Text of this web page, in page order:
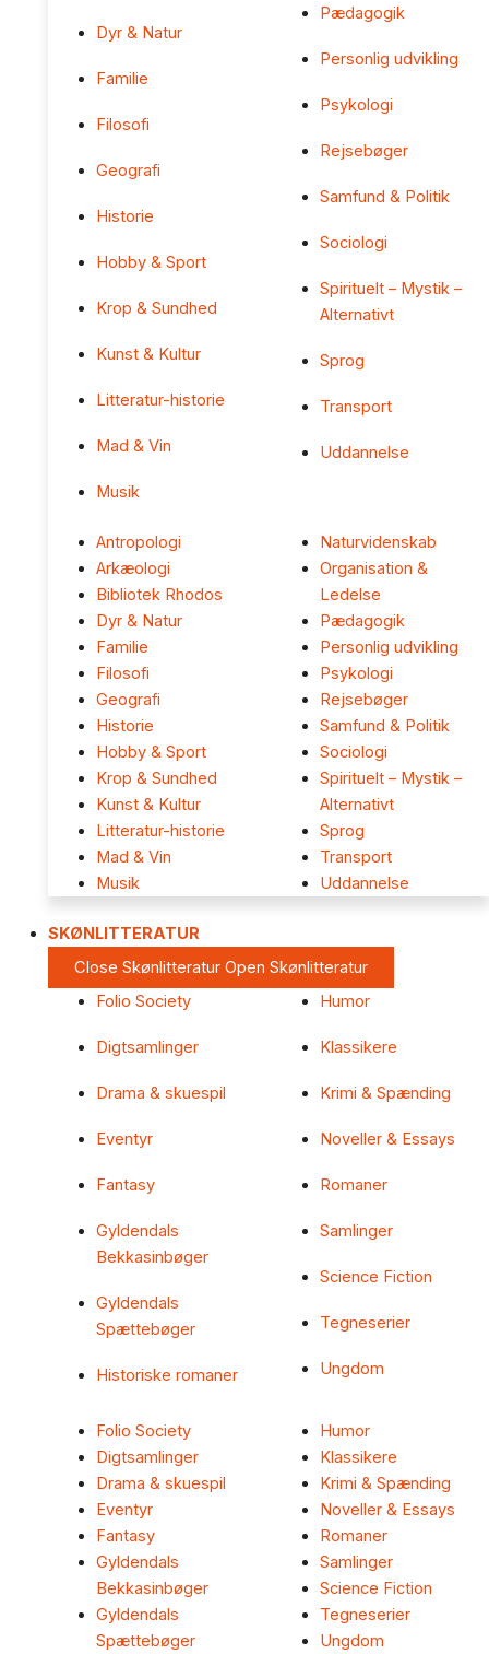
Dyr & Natur
Familie
Filosofi
Geografi
Historie
Hobby & Sport
Krop & Sundhed
Kunst & Kultur
Litteratur-historie
Mad & Vin
Musik
Pædagogik
Personlig udvikling
Psykologi
Rejsebøger
Samfund & Politik
Sociologi
Spirituelt – Mystik –
Alternativt
Sprog
Transport
Uddannelse
Antropologi
Arkæologi
Bibliotek Rhodos
Dyr & Natur
Familie
Filosofi
Geografi
Historie
Hobby & Sport
Krop & Sundhed
Kunst & Kultur
Litteratur-historie
Mad & Vin
Musik
Naturvidenskab
Organisation &
Ledelse
Pædagogik
Personlig udvikling
Psykologi
Rejsebøger
Samfund & Politik
Sociologi
Spirituelt – Mystik –
Alternativt
Sprog
Transport
Uddannelse
SKØNLITTERATUR
Close Skønlitteratur Open Skønlitteratur
Folio Society
Digtsamlinger
Drama & skuespil
Eventyr
Fantasy
Gyldendals
Bekkasinbøger
Gyldendals
Spættebøger
Historiske romaner
Humor
Klassikere
Krimi & Spænding
Noveller & Essays
Romaner
Samlinger
Science Fiction
Tegneserier
Ungdom
Folio Society
Digtsamlinger
Drama & skuespil
Eventyr
Fantasy
Gyldendals
Bekkasinbøger
Gyldendals
Spættebøger
Humor
Klassikere
Krimi & Spænding
Noveller & Essays
Romaner
Samlinger
Science Fiction
Tegneserier
Ungdom